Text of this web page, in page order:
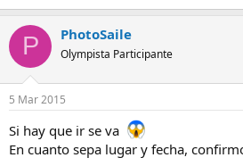
P PhotoSaile
Olympista Participante
5 Mar 2015
Si hay que ir se va
En cuanto sepa lugar y fecha,